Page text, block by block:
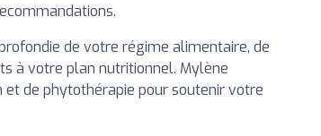
de votre régime alimentaire, de
à votre plan nutritionnel. Mylène
de phytothérapie pour soutenir votre